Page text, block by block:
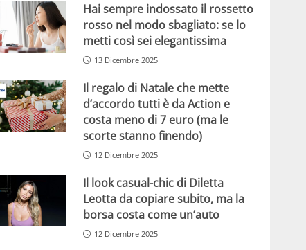
Hai sempre indossato il rossetto
rosso nel modo sbagliato: se lo
metti così sei elegantissima
13 Dicembre 2025
Il regalo di Natale che mette
d’accordo tutti è da Action e
costa meno di 7 euro (ma le
scorte stanno finendo)
12 Dicembre 2025
Il look casual-chic di Diletta
Leotta da copiare subito, ma la
borsa costa come un’auto
12 Dicembre 2025